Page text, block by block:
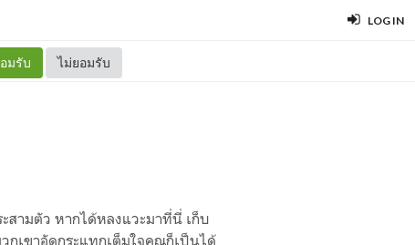
LOG IN
มรับ ไม่ยอมรับ
สามตัว หากได้หลงแวะมาที่นี่ เก็บ
กเขาอัดกระแทกเต็มใจคุณก็เป็นได้